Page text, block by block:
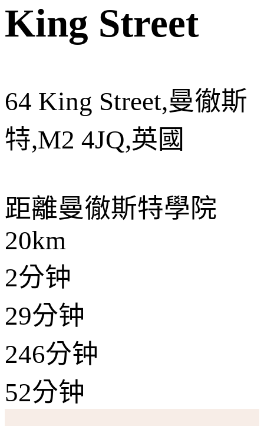
King Street
64 King Street,曼徹斯
特,M2 4JQ,英國
距離曼徹斯特學院
20km
2分钟
29分钟
246分钟
52分钟